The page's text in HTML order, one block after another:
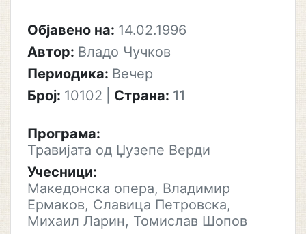
Објавено на: 14.02.1996
Автор: Владо Чучков
Периодика: Вечер
Број: 10102 Страна: 11
Програма:
Травијата од Џузепе Верди
Учесници:
Македонска опера, Владимир
Ермаков, Славица Петровска,
Михаил Ларин, Томислав Шопов